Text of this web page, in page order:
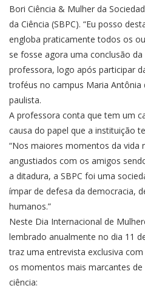
Bori Ciência & Mulher da
da Ciência (SBPC). “Eu posso
engloba praticamente todos os
se fosse agora uma conclusão da
professora, logo após participar
troféus no campus Maria Antônia
paulista.
A professora conta que tem um
causa do papel que a instituição
“Nos maiores momentos da vida
angustiados com os amigos
a ditadura, a SBPC foi uma
ímpar de defesa da democracia,
humanos.”
Neste Dia Internacional de
lembrado anualmente no dia 11
traz uma entrevista exclusiva
os momentos mais marcantes de
ciência: